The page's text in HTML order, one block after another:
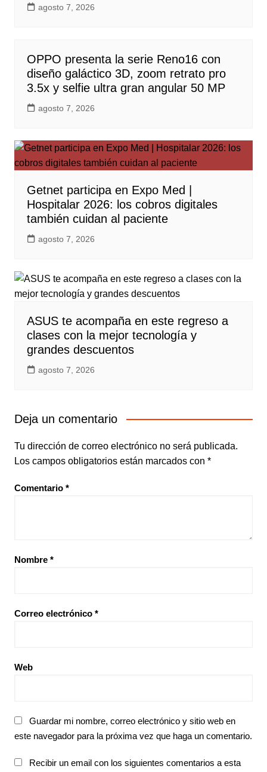
agosto 7, 2026
OPPO presenta la serie Reno16 con
diseño galáctico 3D, zoom retrato pro
3.5x y selfie ultra gran angular 50 MP
agosto 7, 2026
Getnet participa en Expo Med |
Hospitalar 2026: los cobros digitales
también cuidan al paciente
agosto 7, 2026
ASUS te acompaña en este regreso a
clases con la mejor tecnología y
grandes descuentos
agosto 7, 2026
Deja un comentario
Tu dirección de correo electrónico no será publicada.
Los campos obligatorios están marcados con *
Comentario *
Nombre *
Correo electrónico *
Web
Guardar mi nombre, correo electrónico y sitio web en
este navegador para la próxima vez que haga un comentario.
Recibir un email con los siguientes comentarios a esta